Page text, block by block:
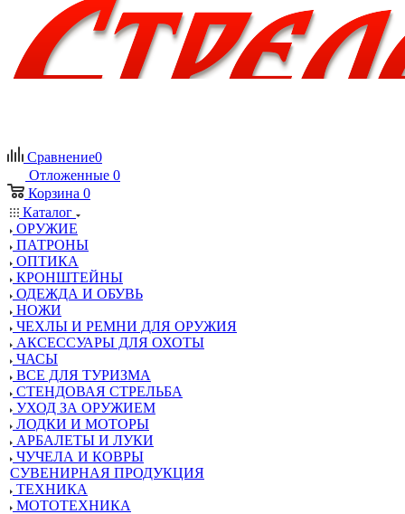
Сравнение0
Отложенные 0
Корзина 0
Каталог
ОРУЖИЕ
ПАТРОНЫ
ОПТИКА
КРОНШТЕЙНЫ
ОДЕЖДА И ОБУВЬ
НОЖИ
ЧЕХЛЫ И РЕМНИ ДЛЯ ОРУЖИЯ
АКСЕССУАРЫ ДЛЯ ОХОТЫ
ЧАСЫ
ВСЕ ДЛЯ ТУРИЗМА
СТЕНДОВАЯ СТРЕЛЬБА
УХОД ЗА ОРУЖИЕМ
ЛОДКИ И МОТОРЫ
АРБАЛЕТЫ И ЛУКИ
ЧУЧЕЛА И КОВРЫ
СУВЕНИРНАЯ ПРОДУКЦИЯ
ТЕХНИКА
МОТОТЕХНИКА